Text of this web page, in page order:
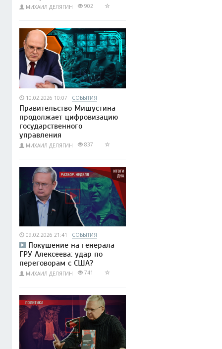
МИХАИЛ ДЕЛЯГИН 902
10.02.2026 10:07 СОБЫТИЯ
Правительство Мишустина
продолжает цифровизацию
государственного
управления
МИХАИЛ ДЕЛЯГИН 837
09.02.2026 21:41 СОБЫТИЯ
Покушение на генерала
ГРУ Алексеева: удар по
переговорам с США?
МИХАИЛ ДЕЛЯГИН 741